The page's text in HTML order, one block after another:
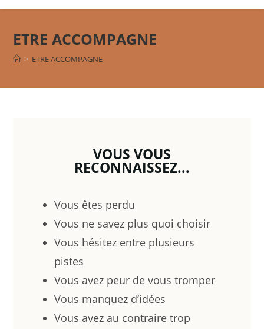
ETRE ACCOMPAGNE
> ETRE ACCOMPAGNE
VOUS VOUS
RECONNAISSEZ...
Vous êtes perdu
Vous ne savez plus quoi choisir
Vous hésitez entre plusieurs
pistes
Vous avez peur de vous tromper
Vous manquez d’idées
Vous avez au contraire trop